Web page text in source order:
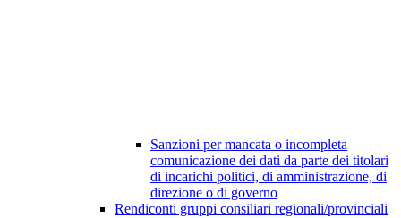
Sanzioni per mancata o incompleta
comunicazione dei dati da parte dei titolari
di incarichi politici, di amministrazione, di
direzione o di governo
Rendiconti gruppi consiliari regionali/provinciali